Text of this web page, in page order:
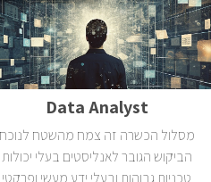
Data Analyst
מסלול הכשרה זה צמח מהשטח לנוכח
הביקוש הגובר לאנליסטים בעלי יכולות
טכניות גבוהות ובעלי ידע מעשי ופרקטי